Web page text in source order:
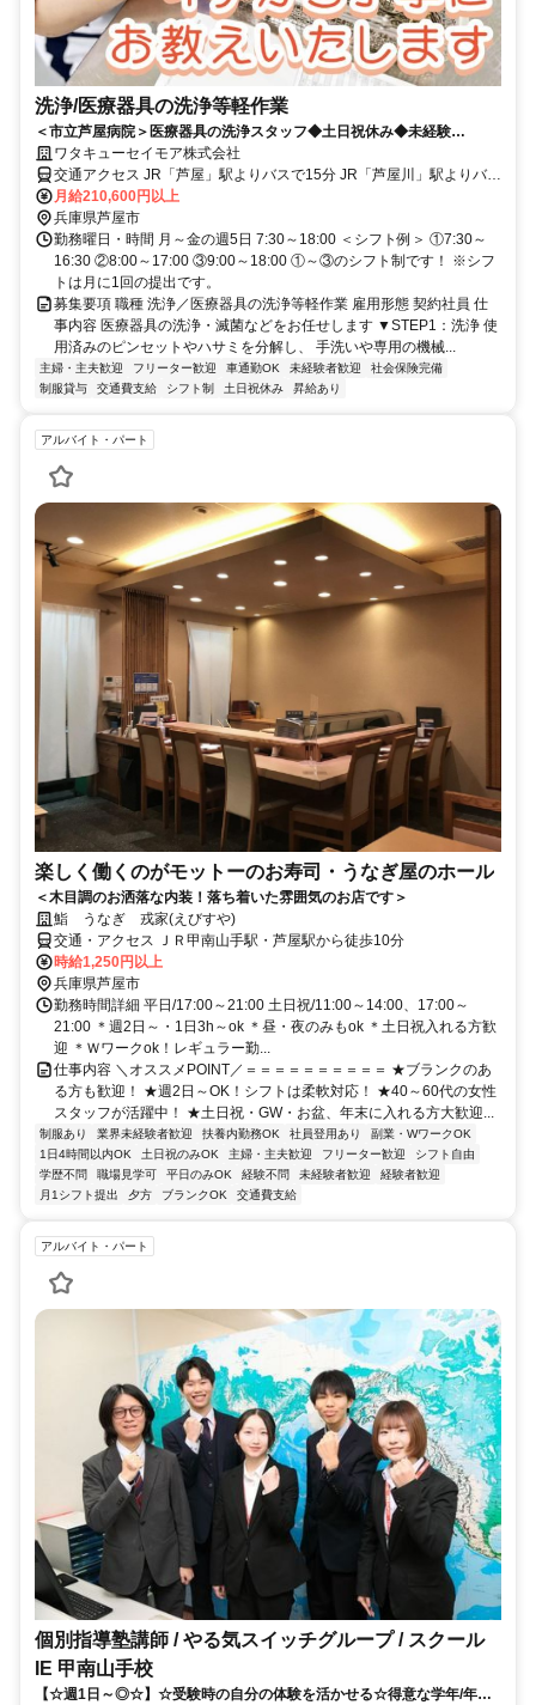
洗浄/医療器具の洗浄等軽作業
＜市立芦屋病院＞医療器具の洗浄スタッフ◆土日祝休み◆未経験
OK◆40代活躍中！！！
ワタキューセイモア株式会社
交通アクセス JR「芦屋」駅よりバスで15分 JR「芦屋川」駅よりバス
で20分
月給210,600円以上
兵庫県芦屋市
勤務曜日・時間 月～金の週5日 7:30～18:00 ＜シフト例＞ ①7:30～
16:30 ②8:00～17:00 ③9:00～18:00 ①～③のシフト制です！ ※シフ
トは月に1回の提出です。
募集要項 職種 洗浄／医療器具の洗浄等軽作業 雇用形態 契約社員 仕
事内容 医療器具の洗浄・滅菌などをお任せします ▼STEP1：洗浄 使
用済みのピンセットやハサミを分解し、 手洗いや専用の機械...
主婦・主夫歓迎 フリーター歓迎 車通勤OK 未経験者歓迎
社会保険完備
制服貸与
交通費支給 シフト制 土日祝休み 昇給あり
アルバイト・パート
楽しく働くのがモットーのお寿司・うなぎ屋のホール
＜木目調のお洒落な内装！落ち着いた雰囲気のお店です＞
鮨 うなぎ 戎家(えびすや)
交通・アクセス ＪＲ甲南山手駅・芦屋駅から徒歩10分
時給1,250円以上
兵庫県芦屋市
勤務時間詳細 平日/17:00～21:00 土日祝/11:00～14:00、17:00～
21:00 ＊週2日～・1日3h～ok ＊昼・夜のみもok ＊土日祝入れる方歓
迎 ＊Ｗワークok！レギュラー勤...
仕事内容 ＼オススメPOINT／＝＝＝＝＝＝＝＝＝＝ ★ブランクのあ
る方も歓迎！ ★週2日～OK！シフトは柔軟対応！ ★40～60代の女性
スタッフが活躍中！ ★土日祝・GW・お盆、年末に入れる方大歓迎...
制服あり 業界未経験者歓迎 扶養内勤務OK 社員登用あり
副業・WワークOK
1日4時間以内OK
土日祝のみOK 主婦・主夫歓迎 フリーター歓迎
シフト自由
学歴不問
職場見学可 平日のみOK 経験不問 未経験者歓迎
経験者歓迎
月1シフト提出
夕方 ブランクOK 交通費支給
アルバイト・パート
個別指導塾講師 / やる気スイッチグループ / スクール
IE 甲南山手校
【☆週1日～◎☆】☆受験時の自分の体験を活かせる☆得意な学年/年次